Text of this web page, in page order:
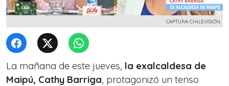
CAPTURA CHILEVISIÓN
La mañana de este jueves, la exalcaldesa de
Maipú, Cathy Barriga, protagonizó un tenso